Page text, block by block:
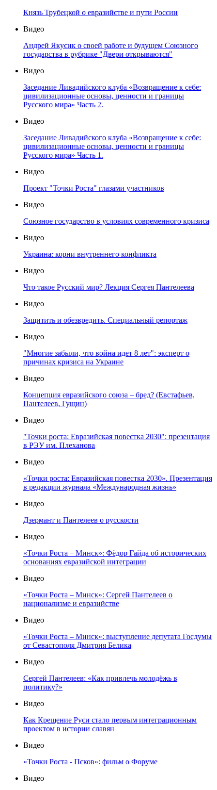
Князь Трубецкой о евразийстве и пути России
Видео
Андрей Якусик о своей работе и будущем Союзного
государства в рубрике "Двери открываются"
Видео
Заседание Ливадийского клуба «Возвращение к себе:
цивилизационные основы, ценности и границы
Русского мира» Часть 2.
Видео
Заседание Ливадийского клуба «Возвращение к себе:
цивилизационные основы, ценности и границы
Русского мира» Часть 1.
Видео
Проект "Точки Роста" глазами участников
Видео
Союзное государство в условиях современного кризиса
Видео
Украина: корни внутреннего конфликта
Видео
Что такое Русский мир? Лекция Сергея Пантелеева
Видео
Защитить и обезвредить. Специальный репортаж
Видео
"Многие забыли, что война идет 8 лет": эксперт о
причинах кризиса на Украине
Видео
Концепция евразийского союза – бред? (Евстафьев,
Пантелеев, Гущин)
Видео
"Точки роста: Евразийская повестка 2030": презентация
в РЭУ им. Плеханова
Видео
«Точки роста: Евразийская повестка 2030». Презентация
в редакции журнала «Международная жизнь»
Видео
Дзермант и Пантелеев о русскости
Видео
«Точки Роста – Минск»: Фёдор Гайда об исторических
основаниях евразийской интеграции
Видео
«Точки Роста – Минск»: Сергей Пантелеев о
национализме и евразийстве
Видео
«Точки Роста – Минск»: выступление депутата Госдумы
от Севастополя Дмитрия Белика
Видео
Сергей Пантелеев: «Как привлечь молодёжь в
политику?»
Видео
Как Крещение Руси стало первым интеграционным
проектом в истории славян
Видео
«Точки Роста - Псков»: фильм о Форуме
Видео